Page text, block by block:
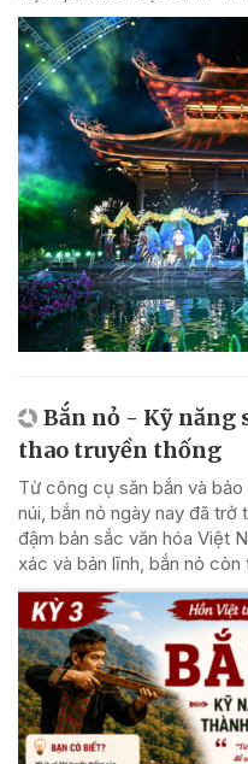
Bắn nỏ - Kỹ
thao truyền thống
Từ công cụ săn bắn và
núi, bắn nỏ ngày nay đã trở
đậm bản sắc văn hóa Việt
xác và bản lĩnh, bắn nỏ còn